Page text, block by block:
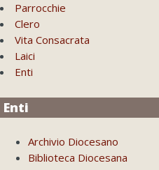
Parrocchie
Clero
Vita Consacrata
Laici
Enti
Enti
Archivio Diocesano
Biblioteca Diocesana